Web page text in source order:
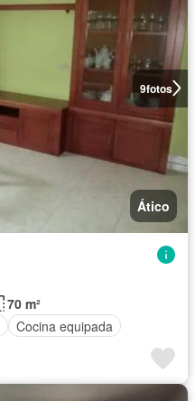
9fotos
Ático
70 m²
Cocina equipada